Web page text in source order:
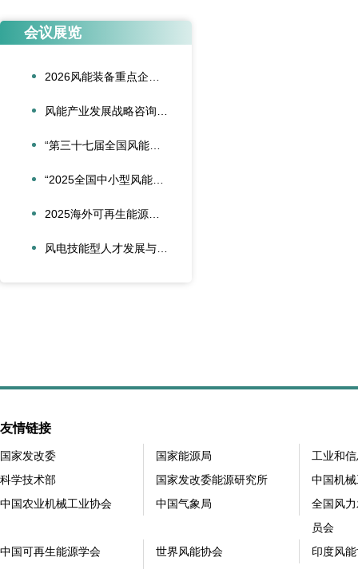
会议展览
友情链接
国家发改委 国家能源局
工业和
科学技术部
国家发改委能源研究所
中国机
中国农业机械工业协会
中国气象局
全国风
员会
中国可再生能源学会
世界风能协会 印度风